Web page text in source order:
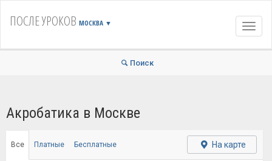
ПОСЛЕ УРОКОВ МОСКВА ▼
Поиск
Акробатика в Москве
Все Платные Бесплатные На карте